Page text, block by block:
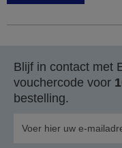
Blijf in contact met
vouchercode voor
bestelling.